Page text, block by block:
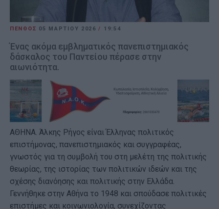
ΠΕΝΘΟΣ 05 ΜΑΡΤΊΟΥ 2026/ 19:54
Ένας ακόμα εμβληματικός πανεπιστημιακός
δάσκαλος του Παντείου πέρασε στην
αιωνιότητα.
ΑΘΗΝΑ. Άλκης Ρήγος είναι Έλληνας πολιτικός
επιστήμονας, πανεπιστημιακός και συγγραφέας,
γνωστός για τη συμβολή του στη μελέτη της πολιτικής
θεωρίας, της ιστορίας των πολιτικών ιδεών και της
σχέσης διανόησης και πολιτικής στην Ελλάδα.
Γεννήθηκε στην Αθήνα το 1948 και σπούδασε πολιτικές
επιστήμες και κοινωνιολογία, συνεχίζοντας